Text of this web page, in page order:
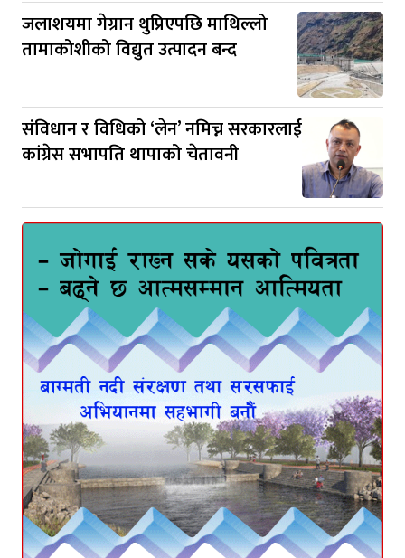
जलाशयमा गेग्रान थुप्रिएपछि माथिल्लो
तामाकोशीको विद्युत उत्पादन बन्द
संविधान र विधिको ‘लेन’ नमिच्न सरकारलाई
कांग्रेस सभापति थापाको चेतावनी